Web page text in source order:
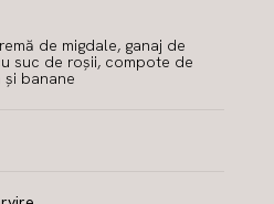
de migdale, ganaj de
suc de roșii, compote de
banane